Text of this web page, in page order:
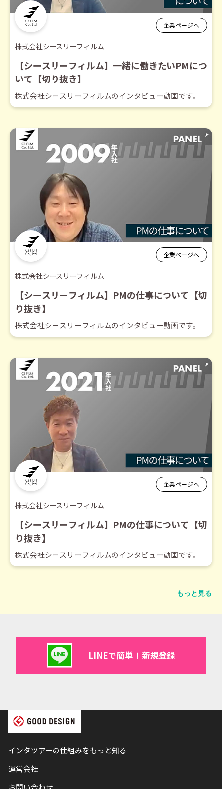
企業ページへ
株式会社シースリーフィルム
【シースリーフィルム】一緒に働きたいPMにつ
いて【切り抜き】
株式会社シースリーフィルムのインタビュー動画です。
企業ページへ
株式会社シースリーフィルム
【シースリーフィルム】PMの仕事について【切
り抜き】
株式会社シースリーフィルムのインタビュー動画です。
企業ページへ
株式会社シースリーフィルム
【シースリーフィルム】PMの仕事について【切
り抜き】
株式会社シースリーフィルムのインタビュー動画です。
もっと見る
LINEで簡単！新規登録
インタツアーの仕組みをもっと知る
運営会社
お問い合わせ